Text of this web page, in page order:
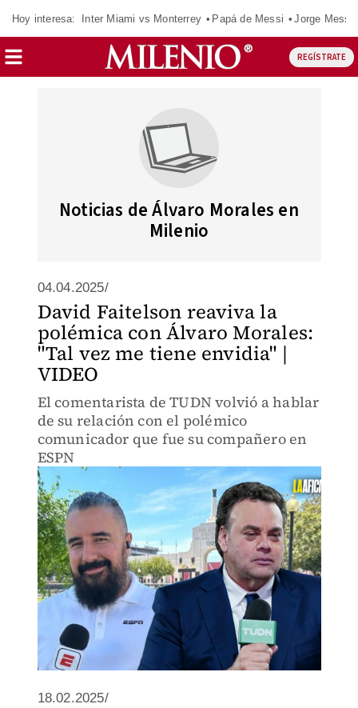
Hoy interesa: Inter Miami vs Monterrey Papá de Messi Jorge Messi
REGÍSTRATE
Noticias de Álvaro Morales en
Milenio
04.04.2025/
David Faitelson reaviva la
polémica con Álvaro Morales:
"Tal vez me tiene envidia" |
VIDEO
El comentarista de TUDN volvió a hablar
de su relación con el polémico
comunicador que fue su compañero en
ESPN
18.02.2025/